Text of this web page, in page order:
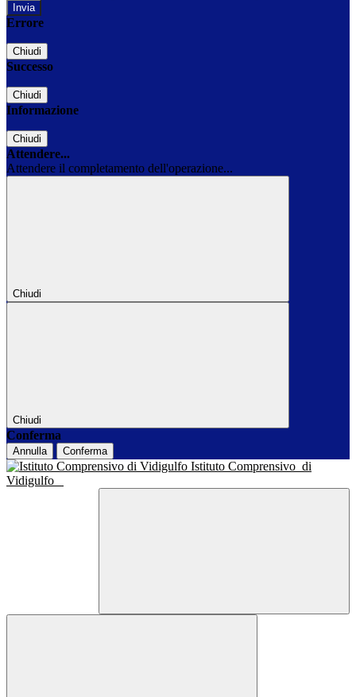
Errore
Chiudi
Successo
Chiudi
Informazione
Chiudi
Attendere...
Attendere il completamento dell'operazione...
Chiudi
Chiudi
Conferma
Annulla Conferma
Istituto Comprensivo di
Vidigulfo